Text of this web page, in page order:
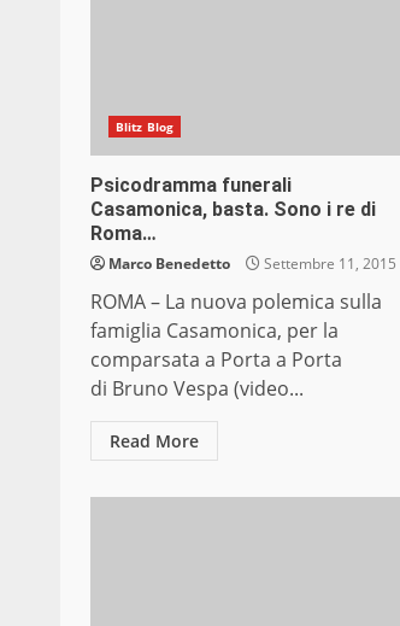
Blitz Blog
Psicodramma funerali
Casamonica, basta. Sono i re di
Roma…
Marco Benedetto Settembre 11, 2015
ROMA – La nuova polemica sulla
famiglia Casamonica, per la
comparsata a Porta a Porta
di Bruno Vespa (video...
Read More